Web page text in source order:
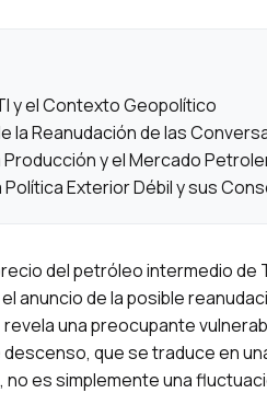
y el Contexto Geopolítico
la Reanudación de las
Producción y el Mercado
Política Exterior Débil y sus
del petróleo intermedio de
anuncio de la posible
revela una preocupante
que se traduce en
es simplemente una